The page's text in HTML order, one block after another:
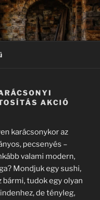
AKCIÓ
karácsonykor az
pecsenyés –
valami modern,
Mondjuk egy sushi,
bármi, tudok egy olyan
de tényleg,